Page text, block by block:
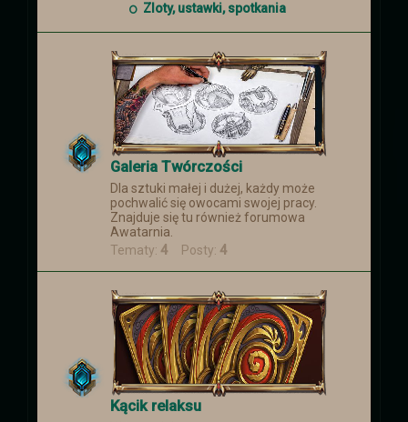
Zloty, ustawki, spotkania
Galeria Twórczości
Dla sztuki małej i dużej, każdy może
pochwalić się owocami swojej pracy.
Znajduje się tu również forumowa
Awatarnia.
Tematy: 4 Posty: 4
Kącik relaksu